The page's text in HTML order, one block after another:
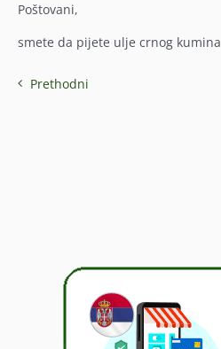
Poštovani,
smete da pijete ulje crnog kumina
Prethodni